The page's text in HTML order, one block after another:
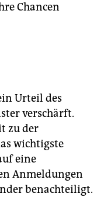
Chancen
Urteil des
verschärft.
zu der
wichtigste
eine
Anmeldungen
benachteiligt.